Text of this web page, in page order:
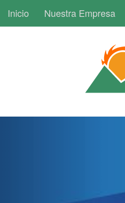
Inicio Nuestra Empresa